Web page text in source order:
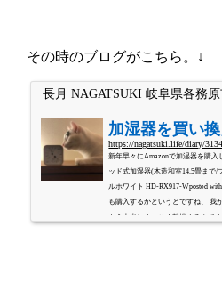
その時のブログがこちら。↓
長月 NAGATSUKI 岐阜県各務
加湿器を買い換
https://nagatsuki.life/diary/
新年早々にAmazonで加湿器を購入
ッド式加湿器(木造和室14.5畳まで/
ルホワイト HD-RX917-Wposted
も購入するかというとですね、 我
もう本当にすっごく乾燥するんで